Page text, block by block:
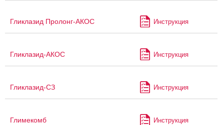
Гликлазид Пролонг-АКОС Инструкция
Гликлазид-АКОС Инструкция
Гликлазид-СЗ Инструкция
Глимекомб Инструкция